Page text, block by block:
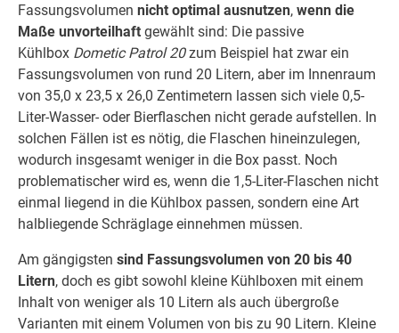
Fassungsvolumen nicht optimal ausnutzen, wenn die
Maße unvorteilhaft gewählt sind: Die passive
Kühlbox Dometic Patrol 20zum Beispiel hat zwar ein
Fassungsvolumen von rund 20 Litern, aber im Innenraum
von 35,0 x 23,5 x 26,0 Zentimetern lassen sich viele 0,5-
Liter-Wasser- oder Bierflaschen nicht gerade aufstellen. In
solchen Fällen ist es nötig, die Flaschen hineinzulegen,
wodurch insgesamt weniger in die Box passt. Noch
problematischer wird es, wenn die 1,5-Liter-Flaschen nicht
einmal liegend in die Kühlbox passen, sondern eine Art
halbliegende Schräglage einnehmen müssen.
Am gängigsten sind Fassungsvolumen von 20 bis 40
Litern, doch es gibt sowohl kleine Kühlboxen mit einem
Inhalt von weniger als 10 Litern als auch übergroße
Varianten mit einem Volumen von bis zu 90 Litern. Kleine